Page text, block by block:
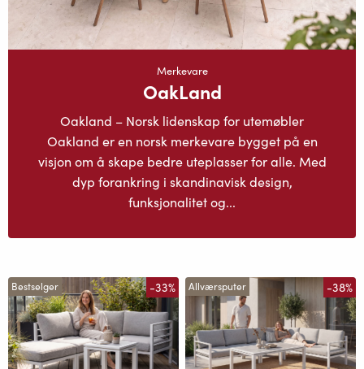
Merkevare
OakLand
Oakland – Norsk lidenskap for utemøbler
Oakland er en norsk merkevare bygget på en
visjon om å skape bedre uteplasser for alle. Med
dyp forankring i skandinavisk design,
funksjonalitet og...
Bestselger -33% Allværsputer -38%